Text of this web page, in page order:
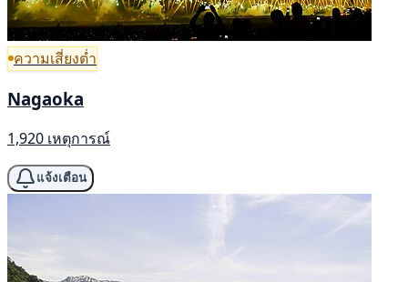
ความเสี่ยงต่ำ
Nagaoka
1,920 เหตุการณ์
แจ้งเตือน